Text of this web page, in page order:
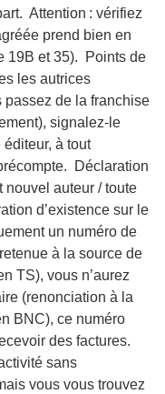
Attention : vérifiez
prend bien en
19B et 35). Points de
les autrices
passez de la franchise
signalez-le
à tout
Déclaration
nouvel auteur / toute
d’existence sur le
un numéro de
à la source de
TS), vous n’aurez
(renonciation à la
BNC), ce numéro
des factures.
sans
vous vous trouvez